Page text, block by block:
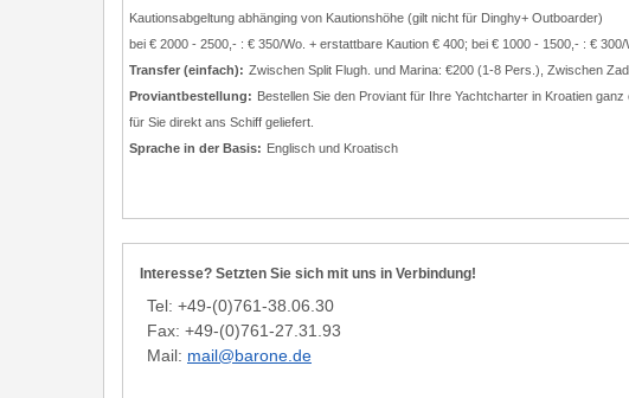
Kautionsabgeltung abhänging von Kautionshöhe (gilt nicht für Dinghy+ Outboarder)
bei € 2000 - 2500,- : € 350/Wo. + erstattbare Kaution € 400; bei € 1000 - 1500,- : €
Transfer (einfach): Zwischen Split Flugh. und Marina: €200 (1-8 Pers.), Zwischen
Proviantbestellung: Bestellen Sie den Proviant für Ihre Yachtcharter in Kroatien
für Sie direkt ans Schiff geliefert.
Sprache in der Basis: Englisch und Kroatisch
Interesse? Setzten Sie sich mit uns in Verbindung!
Tel: +49-(0)761-38.06.30
Fax: +49-(0)761-27.31.93
Mail: mail@barone.de